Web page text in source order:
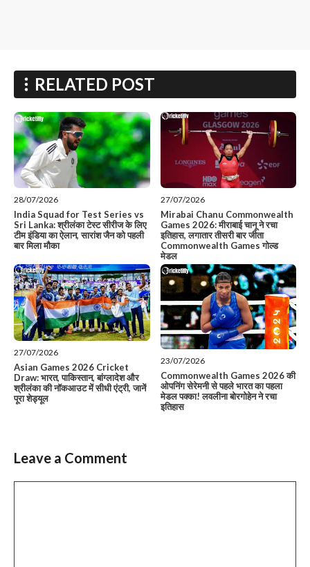
RELATED POST
28/07/2026
India Squad for Test Series vs
Sri Lanka: श्रीलंका टेस्ट सीरीज के लिए
टीम इंडिया का ऐलान, सारांश जैन को पहली
बार मिला मौका
27/07/2026
Mirabai Chanu Commonwealth
Games 2026: मीराबाई चानू ने रचा
इतिहास, लगातार तीसरी बार जीता
Commonwealth Games गोल्ड
मेडल
27/07/2026
Asian Games 2026 Cricket
Draw: भारत, पाकिस्तान, बांग्लादेश और
श्रीलंका की नॉकआउट में सीधी एंट्री, जानें
पूरा शेड्यूल
23/07/2026
Commonwealth Games 2026 की
ओपनिंग सेरेमनी से पहले भारत का पहला
मेडल पक्का! लवलीना बोरगोहेन ने रचा
इतिहास
Leave a Comment